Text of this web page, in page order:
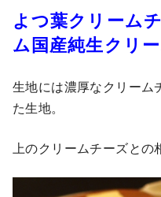
よつ葉クリーム
ム国産純生クリ
生地には濃厚なクリーム
た生地。
上のクリームチーズとの